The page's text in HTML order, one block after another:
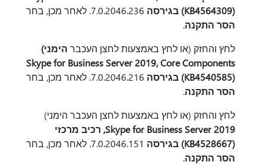
(KB4564309) בגירסה
הסר התקנה.
לחץ והחזק (או לחץ באמצעות לחצן העכבר הימני)
Skype for Business Server 2019, Core Components
(KB4540585) בגירסה
הסר התקנה.
לחץ והחזק (או לחץ באמצעות לחצן העכבר הימני)
Skype for Business Server 2019, רכיב מרכזי
(KB4528667) בגירסה
הסר התקנה.